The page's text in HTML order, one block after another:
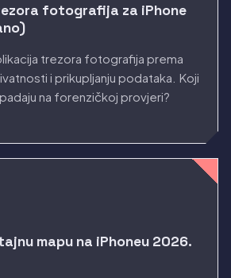
fotografija za iPhone
trezora fotografija prema
i prikupljanju podataka. Koji
na forenzičkoj provjeri?
mapu na iPhoneu 2026.